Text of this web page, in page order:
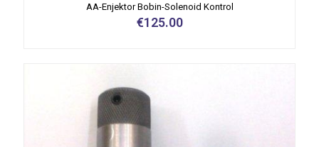
AA-Enjektor Bobin-Solenoid Kontrol
€125.00